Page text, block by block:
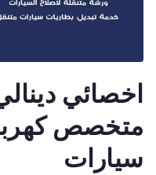
متخصص
سيارات